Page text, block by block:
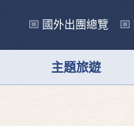
國外出團總覽
主題旅遊